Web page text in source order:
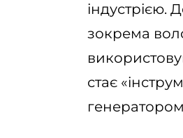
індустрією.
зокрема
стає